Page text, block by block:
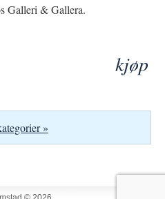
Galleri & Gallera.
kjøp
»